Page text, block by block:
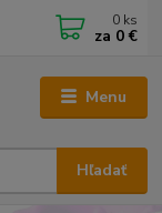
Menu
Hľadať
0 ks
za 0 €